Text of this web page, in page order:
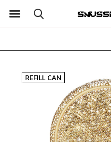
REFILL CAN